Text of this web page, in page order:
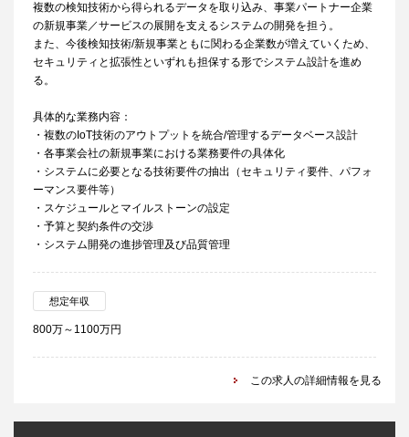
複数の検知技術から得られるデータを取り込み、事業パートナー企業
の新規事業／サービスの展開を支えるシステムの開発を担う。
また、今後検知技術/新規事業ともに関わる企業数が増えていくため、
セキュリティと拡張性といずれも担保する形でシステム設計を進め
る。
具体的な業務内容：
・複数のIoT技術のアウトプットを統合/管理するデータベース設計
・各事業会社の新規事業における業務要件の具体化
・システムに必要となる技術要件の抽出（セキュリティ要件、パフォ
ーマンス要件等）
・スケジュールとマイルストーンの設定
・予算と契約条件の交渉
・システム開発の進捗管理及び品質管理
想定年収
800万～1100万円
この求人の詳細情報を見る